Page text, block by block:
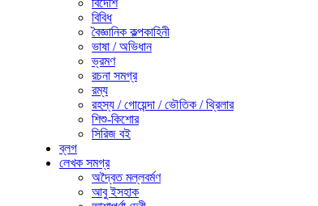
বিদেশি
বিবিধ
বৈজ্ঞানিক কল্পকাহিনী
ভাষা / অভিধান
ভ্রমণ
রচনা সমগ্র
রম্য
রহস্য / গোয়েন্দা / ভৌতিক / থ্রিলার
শিশু-কিশোর
সিরিজ বই
ব্লগ
লেখক সমগ্র
অদ্বৈত মল্লবর্মণ
আবু ইসহাক